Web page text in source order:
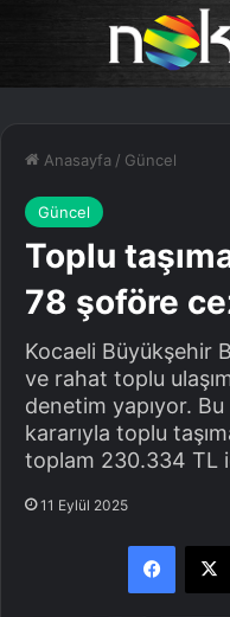
Anasayfa / Güncel
Güncel
Toplu
78 şoföre
Kocaeli Büyükşehir
ve rahat toplu
denetim yapıyor.
kararıyla toplu
toplam 230.334 TL
11 Eylül 2025